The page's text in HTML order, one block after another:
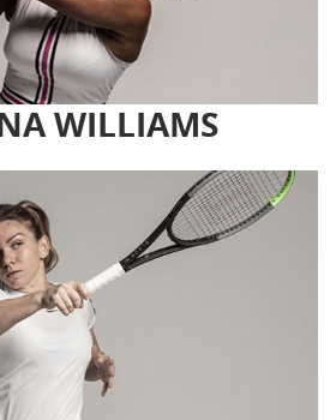
WILLIAMS